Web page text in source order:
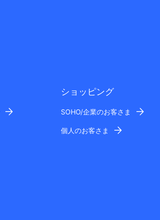
ショッピング
SOHO/企業のお客さま
個人のお客さま